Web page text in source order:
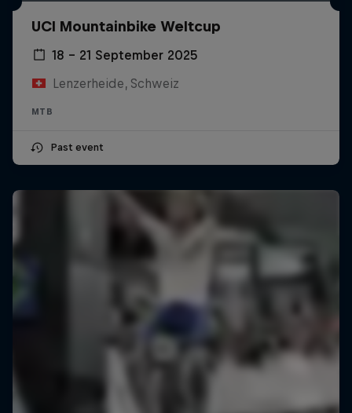
UCI Mountainbike Weltcup
18 – 21 September 2025
Lenzerheide, Schweiz
MTB
Past event